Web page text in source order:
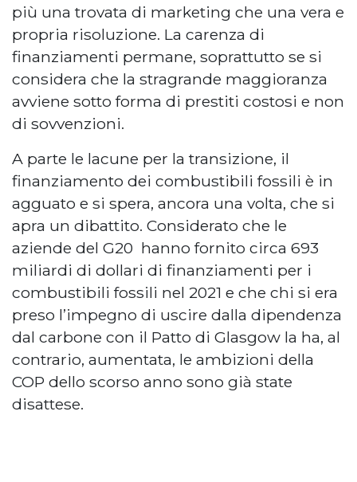
più una trovata di marketing che una vera e
propria risoluzione. La carenza di
finanziamenti permane, soprattutto se si
considera che la stragrande maggioranza
avviene sotto forma di prestiti costosi e non
di sovvenzioni.
A parte le lacune per la transizione, il
finanziamento dei combustibili fossili è in
agguato e si spera, ancora una volta, che si
apra un dibattito. Considerato che le
aziende del G20 hanno fornito circa 693
miliardi di dollari di finanziamenti per i
combustibili fossili nel 2021 e che chi si era
preso l’impegno di uscire dalla dipendenza
dal carbone con il Patto di Glasgow la ha, al
contrario, aumentata, le ambizioni della
COP dello scorso anno sono già state
disattese.